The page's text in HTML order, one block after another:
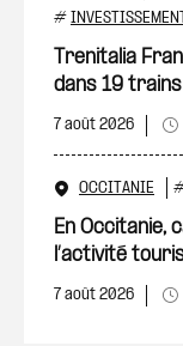
# INVESTISSEMENT
Trenitalia
dans 19
7 août 2026
OCCITANIE
En Occitanie,
l’activité
7 août 2026